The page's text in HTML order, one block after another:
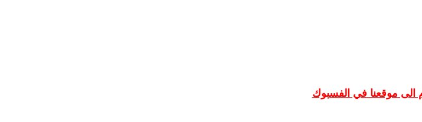
الى موقعنا في الفسبوك